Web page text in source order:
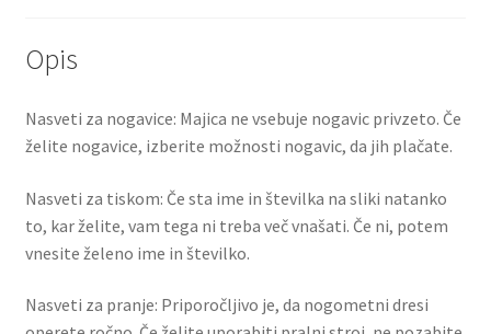
Opis
Nasveti za nogavice: Majica ne vsebuje nogavic privzeto. Če
želite nogavice, izberite možnosti nogavic, da jih plačate.
Nasveti za tiskom: Če sta ime in številka na sliki natanko
to, kar želite, vam tega ni treba več vnašati. Če ni, potem
vnesite želeno ime in številko.
Nasveti za pranje: Priporočljivo je, da nogometni dresi